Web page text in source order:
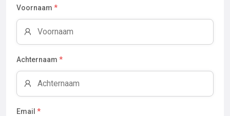
Voornaam *
Achternaam *
Email *